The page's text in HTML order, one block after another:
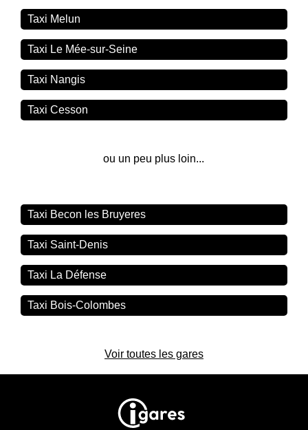
Taxi Melun
Taxi Le Mée-sur-Seine
Taxi Nangis
Taxi Cesson
ou un peu plus loin...
Taxi Becon les Bruyeres
Taxi Saint-Denis
Taxi La Défense
Taxi Bois-Colombes
Voir toutes les gares